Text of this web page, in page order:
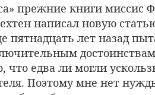
прежние книги миссис
написал новую
пятнадцать лет назад
едва ли могли
Поэтому мне нет